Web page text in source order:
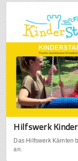
Hilfswerk
Das Hilfswerk Kärnten
an.